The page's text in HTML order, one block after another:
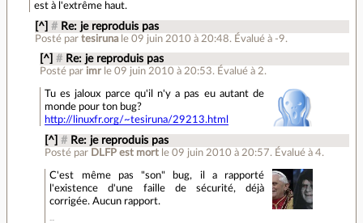
est à l'extrême haut.
[^] # Re: je reproduis pas
Posté par tesiruna le 09 juin 2010 à 20:48. Évalué à -9.
[^] # Re: je reproduis pas
Posté par imr le 09 juin 2010 à 20:53. Évalué à 2.
Tu es jaloux parce qu'il n'y a pas eu autant de
monde pour ton bug?
http://linuxfr.org/~tesiruna/29213.html
[^] # Re: je reproduis pas
Posté par DLFP est mort le 09 juin 2010 à 20:57. Évalué à4.
C'est même pas "son" bug, il a rapporté
l'existence d'une faille de sécurité, déjà
corrigée. Aucun rapport.